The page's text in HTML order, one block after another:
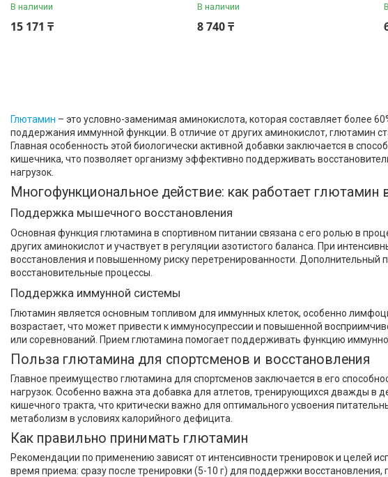
Для восстановления, Для
иммунитета 6
Форма выпуска
Порошок 6
Сахар
0.5 2
Тип подсластителя
Сукралоза 2
Страна производитель
Германия
Россия 1
США
Категории
В наличии
15 171 ₸
В наличии
8 740 ₸
Глютамин – это условно-заменимая аминокислота, которая составляет более
поддержания иммунной функции. В отличие от других аминокислот, глютамин
Главная особенность этой биологически активной добавки заключается в
кишечника, что позволяет организму эффективно поддерживать
нагрузок.
Многофункциональное действие: как работает глютамин
Поддержка мышечного восстановления
Основная функция глютамина в спортивном питании связана с его ролью в
других аминокислот и участвует в регуляции азотистого баланса. При
восстановления и повышенному риску перетренированности.
восстановительные процессы.
Поддержка иммунной системы
Глютамин является основным топливом для иммунных клеток, особенно
возрастает, что может привести к иммуносупрессии и повышенной
или соревнований. Прием глютамина помогает поддерживать функцию
Польза глютамина для спортсменов и восстановления
Главное преимущество глютамина для спортсменов заключается в его
нагрузок. Особенно важна эта добавка для атлетов, тренирующихся дважды
кишечного тракта, что критически важно для оптимального усвоения
метаболизм в условиях калорийного дефицита.
Как правильно принимать глютамин
Рекомендации по применению зависят от интенсивности тренировок и целей
время приема: сразу после тренировки (5-10 г) для поддержки